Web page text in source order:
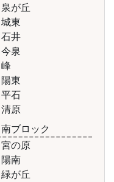
泉が丘
城東
石井
今泉
峰
陽東
平石
清原
南ブロック
宮の原
陽南
緑が丘